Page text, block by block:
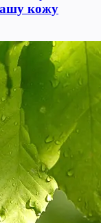
кожу